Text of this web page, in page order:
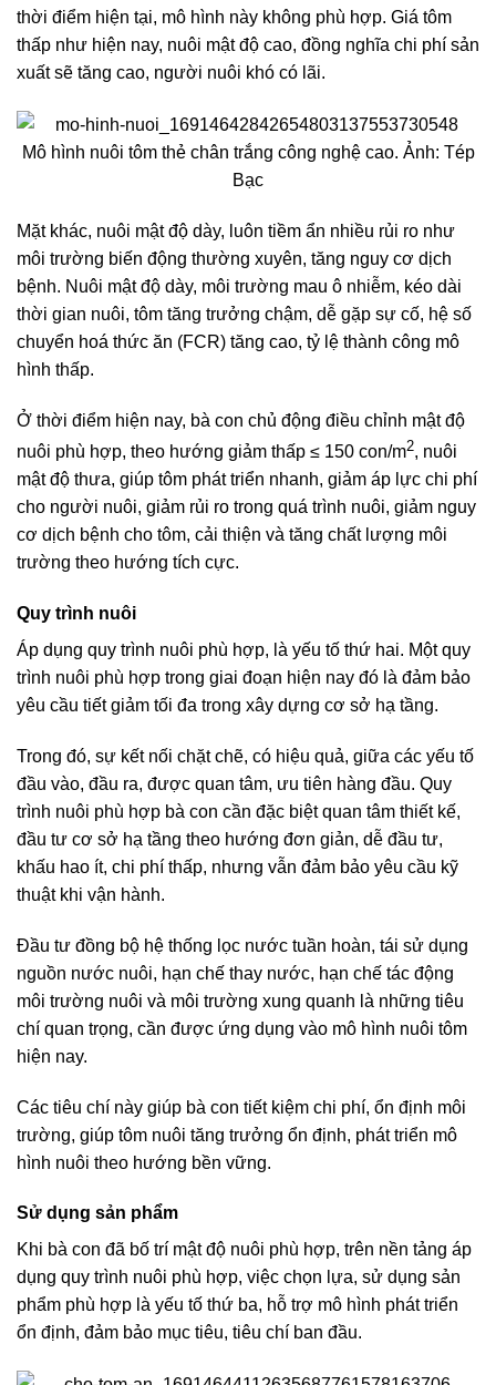
thời điểm hiện tại, mô hình này không phù hợp. Giá tôm
thấp như hiện nay, nuôi mật độ cao, đồng nghĩa chi phí sản
xuất sẽ tăng cao, người nuôi khó có lãi.
Mô hình nuôi tôm thẻ chân trắng công nghệ cao. Ảnh: Tép
Bạc
Mặt khác, nuôi mật độ dày, luôn tiềm ẩn nhiều rủi ro như
môi trường biến động thường xuyên, tăng nguy cơ dịch
bệnh. Nuôi mật độ dày, môi trường mau ô nhiễm, kéo dài
thời gian nuôi, tôm tăng trưởng chậm, dễ gặp sự cố, hệ số
chuyển hoá thức ăn (FCR) tăng cao, tỷ lệ thành công mô
hình thấp.
Ở thời điểm hiện nay, bà con chủ động điều chỉnh mật độ
nuôi phù hợp, theo hướng giảm thấp ≤ 150 con/m2, nuôi
mật độ thưa, giúp tôm phát triển nhanh, giảm áp lực chi phí
cho người nuôi, giảm rủi ro trong quá trình nuôi, giảm nguy
cơ dịch bệnh cho tôm, cải thiện và tăng chất lượng môi
trường theo hướng tích cực.
Quy trình nuôi
Áp dụng quy trình nuôi phù hợp, là yếu tố thứ hai. Một quy
trình nuôi phù hợp trong giai đoạn hiện nay đó là đảm bảo
yêu cầu tiết giảm tối đa trong xây dựng cơ sở hạ tầng.
Trong đó, sự kết nối chặt chẽ, có hiệu quả, giữa các yếu tố
đầu vào, đầu ra, được quan tâm, ưu tiên hàng đầu. Quy
trình nuôi phù hợp bà con cần đặc biệt quan tâm thiết kế,
đầu tư cơ sở hạ tầng theo hướng đơn giản, dễ đầu tư,
khấu hao ít, chi phí thấp, nhưng vẫn đảm bảo yêu cầu kỹ
thuật khi vận hành.
Đầu tư đồng bộ hệ thống lọc nước tuần hoàn, tái sử dụng
nguồn nước nuôi, hạn chế thay nước, hạn chế tác động
môi trường nuôi và môi trường xung quanh là những tiêu
chí quan trọng, cần được ứng dụng vào mô hình nuôi tôm
hiện nay.
Các tiêu chí này giúp bà con tiết kiệm chi phí, ổn định môi
trường, giúp tôm nuôi tăng trưởng ổn định, phát triển mô
hình nuôi theo hướng bền vững.
Sử dụng sản phẩm
Khi bà con đã bố trí mật độ nuôi phù hợp, trên nền tảng áp
dụng quy trình nuôi phù hợp, việc chọn lựa, sử dụng sản
phẩm phù hợp là yếu tố thứ ba, hỗ trợ mô hình phát triển
ổn định, đảm bảo mục tiêu, tiêu chí ban đầu.